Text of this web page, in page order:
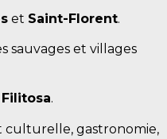
et Saint-Florent.
sauvages et villages
.
culturelle, gastronomie,